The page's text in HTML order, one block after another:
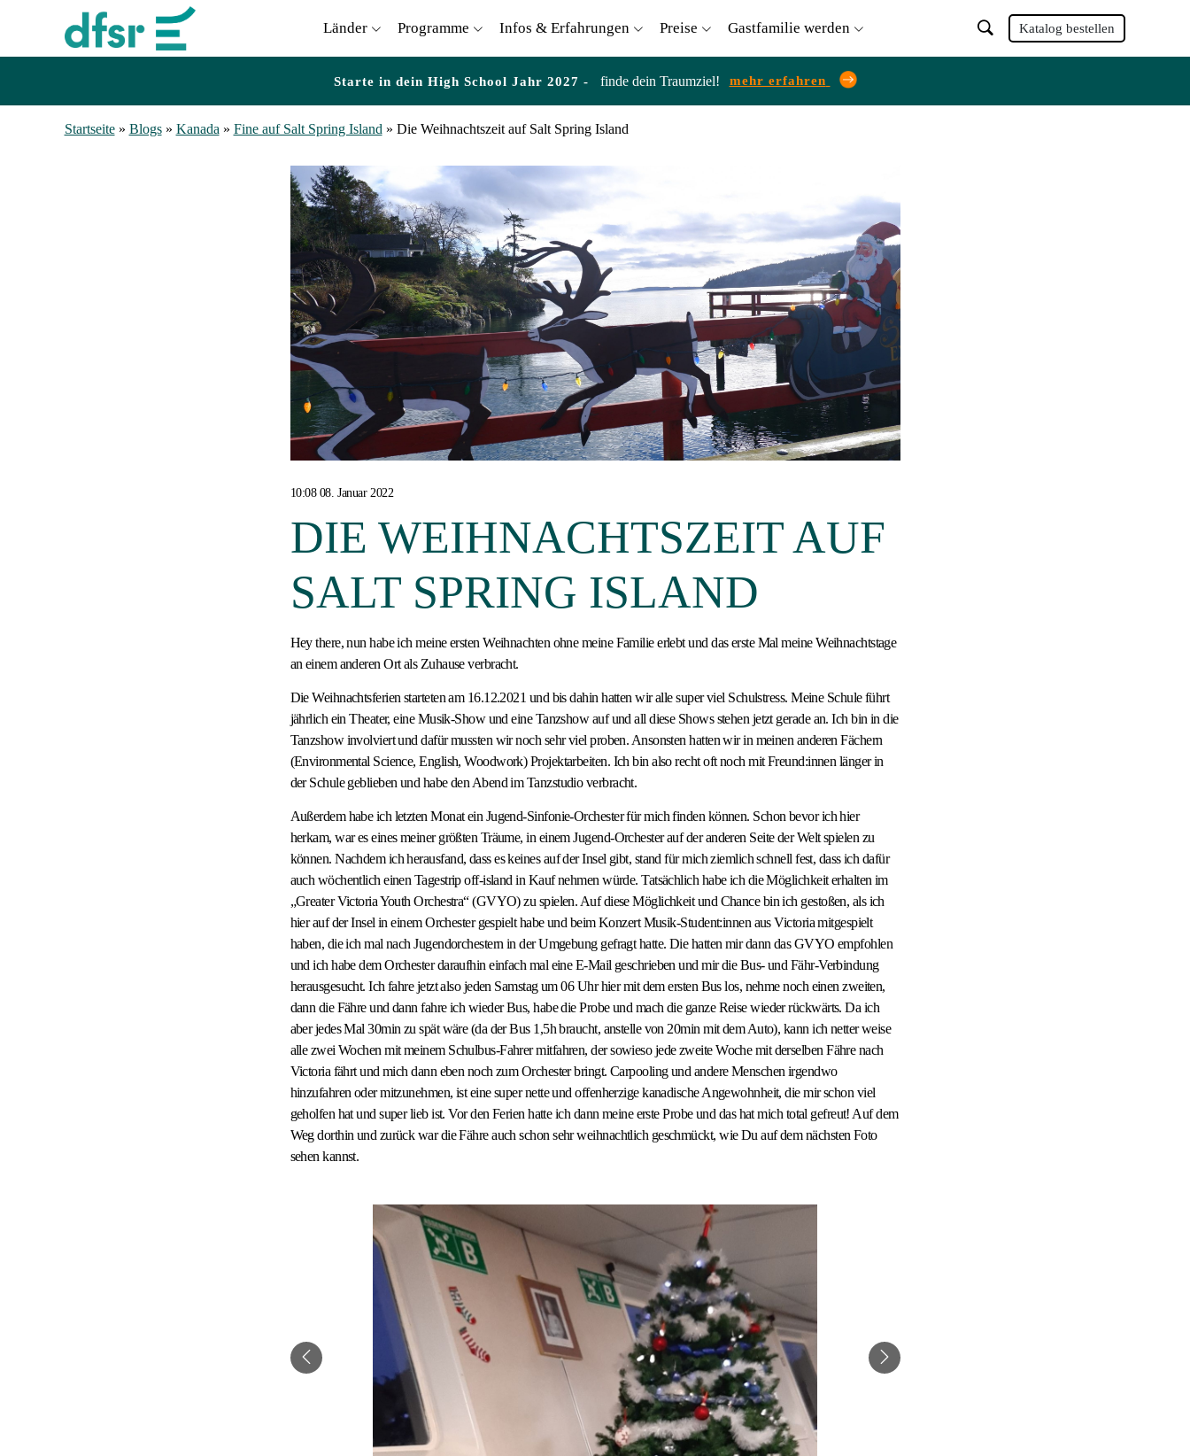
Länder Programme Infos & Erfahrungen Preise Gastfamilie werden Katalog bestellen
Starte in dein High School Jahr 2027 - finde dein Traumziel! mehr erfahren
Startseite» Blogs» Kanada » Fine auf Salt Spring Island » Die Weihnachtszeit auf Salt Spring Island
10:08 08. Januar 2022
DIE WEIHNACHTSZEIT AUF
SALT SPRING ISLAND
Hey there, nun habe ich meine ersten Weihnachten ohne meine Familie erlebt und das erste Mal meine Weihnachtstage
an einem anderen Ort als Zuhause verbracht.
Die Weihnachtsferien starteten am 16.12.2021 und bis dahin hatten wir alle super viel Schulstress. Meine Schule führt
jährlich ein Theater, eine Musik-Show und eine Tanzshow auf und all diese Shows stehen jetzt gerade an. Ich bin in die
Tanzshow involviert und dafür mussten wir noch sehr viel proben. Ansonsten hatten wir in meinen anderen Fächern
(Environmental Science, English, Woodwork) Projektarbeiten. Ich bin also recht oft noch mit Freund:innen länger in
der Schule geblieben und habe den Abend im Tanzstudio verbracht.
Außerdem habe ich letzten Monat ein Jugend-Sinfonie-Orchester für mich finden können. Schon bevor ich hier
herkam, war es eines meiner größten Träume, in einem Jugend-Orchester auf der anderen Seite der Welt spielen zu
können. Nachdem ich herausfand, dass es keines auf der Insel gibt, stand für mich ziemlich schnell fest, dass ich dafür
auch wöchentlich einen Tagestrip off-island in Kauf nehmen würde. Tatsächlich habe ich die Möglichkeit erhalten im
„Greater Victoria Youth Orchestra“ (GVYO) zu spielen. Auf diese Möglichkeit und Chance bin ich gestoßen, als ich
hier auf der Insel in einem Orchester gespielt habe und beim Konzert Musik-Student:innen aus Victoria mitgespielt
haben, die ich mal nach Jugendorchestern in der Umgebung gefragt hatte. Die hatten mir dann das GVYO empfohlen
und ich habe dem Orchester daraufhin einfach mal eine E-Mail geschrieben und mir die Bus- und Fähr-Verbindung
herausgesucht. Ich fahre jetzt also jeden Samstag um 06 Uhr hier mit dem ersten Bus los, nehme noch einen zweiten,
dann die Fähre und dann fahre ich wieder Bus, habe die Probe und mach die ganze Reise wieder rückwärts. Da ich
aber jedes Mal 30min zu spät wäre (da der Bus 1,5h braucht, anstelle von 20min mit dem Auto), kann ich netter weise
alle zwei Wochen mit meinem Schulbus-Fahrer mitfahren, der sowieso jede zweite Woche mit derselben Fähre nach
Victoria fährt und mich dann eben noch zum Orchester bringt. Carpooling und andere Menschen irgendwo
hinzufahren oder mitzunehmen, ist eine super nette und offenherzige kanadische Angewohnheit, die mir schon viel
geholfen hat und super lieb ist. Vor den Ferien hatte ich dann meine erste Probe und das hat mich total gefreut! Auf dem
Weg dorthin und zurück war die Fähre auch schon sehr weihnachtlich geschmückt, wie Du auf dem nächsten Foto
sehen kannst.